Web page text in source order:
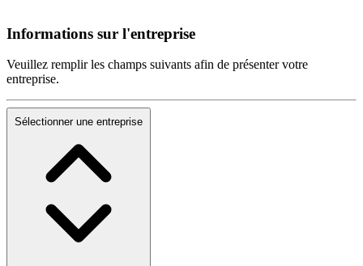
Informations sur l'entreprise
Veuillez remplir les champs suivants afin de présenter votre
entreprise.
Sélectionner une entreprise